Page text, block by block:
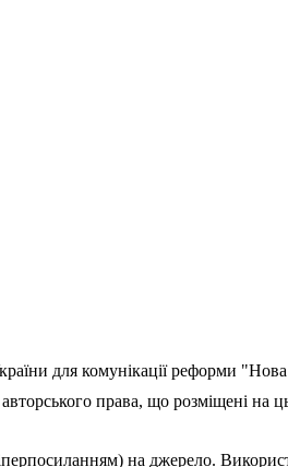
для комунікації реформи
права, що розміщені на
на джерело.